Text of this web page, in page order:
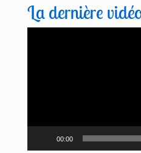
La dernière
00:00